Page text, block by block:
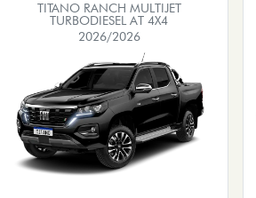
TITANO RANCH MULTIJET
TURBODIESEL AT 4X4
2026/2026